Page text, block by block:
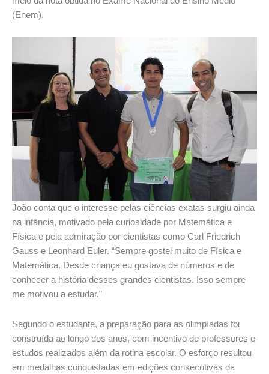
(Enem).
João conta que o interesse pelas ciências exatas surgiu ainda
na infância, motivado pelacuriosidade por Matemática e
Física e pela admiração por cientistas como Carl Friedrich
Gauss e Leonhard Euler. “Sempre gostei muito de Física e
Matemática. Desde criança eu gostava de números e de
conhecer a história desses grandes cientistas. Isso sempre
me motivou a estudar.”
Segundo o estudante, a preparação para as olimpíadas foi
construída ao longo dos anos, com incentivo de professores e
estudos realizados além da rotina escolar. O esforço resultou
em medalhas conquistadas em edições consecutivas da